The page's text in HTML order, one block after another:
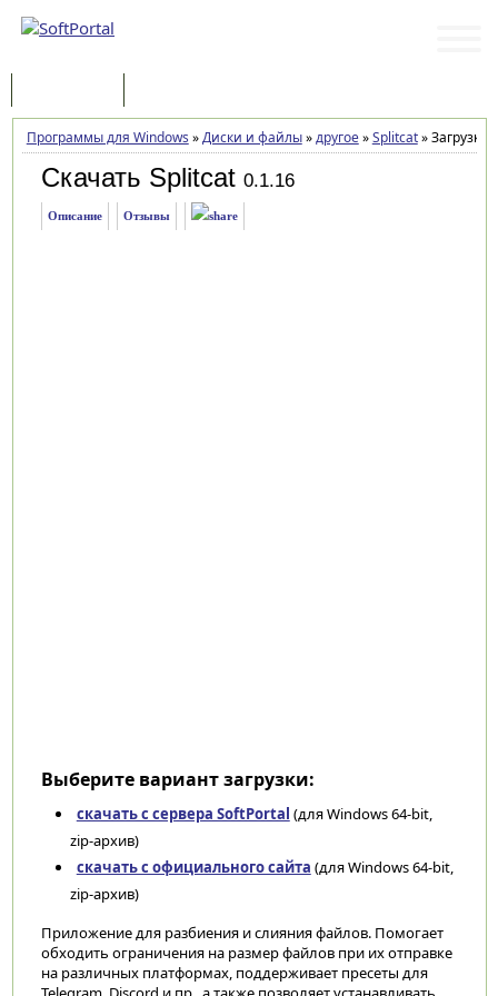
Программы для Windows »Диски и файлы»другое»Splitcat»Загрузка
Скачать Splitcat 0.1.16
Описание Отзывы
Выберите вариант загрузки:
скачать с сервера SoftPortal (для Windows 64-bit,
zip-архив)
скачать с официального сайта (для Windows 64-bit,
zip-архив)
Приложение для разбиения и слияния файлов. Помогает
обходить ограничения на размер файлов при их отправке
на различных платформах, поддерживает пресеты для